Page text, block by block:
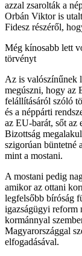
azzal zsarolták a
Orbán Viktor is
Fidesz részéről,
Még kínosabb lett
törvényt
Az is valószínűnek
megúszni, hogy az
felállításáról szóló
és a néppárti
az EU-barát, sőt az
Bizottság
szigorúan büntetné
mint a mostani.
A mostani pedig
amikor az ottani
legfelsőbb bíróság
igazságügyi reform
kormánnyal
Magyarországgal
elfogadásával.